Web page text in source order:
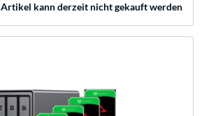
Artikel kann derzeit nicht gekauft werden